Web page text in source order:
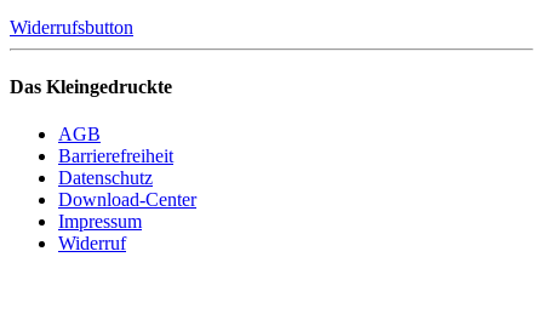
Widerrufsbutton
Das Kleingedruckte
AGB
Barrierefreiheit
Datenschutz
Download-Center
Impressum
Widerruf